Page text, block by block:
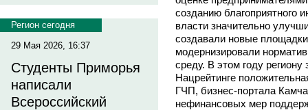
Регион сегодня
29 Мая 2026, 16:37
Студенты Приморья
написали
Всероссийский
созданию благоприятного
власти значительно
создавали новые
модернизировали
среду. В этом году региону
Нацрейтинге
ГЧП, бизнес-портала
нефинансовых мер